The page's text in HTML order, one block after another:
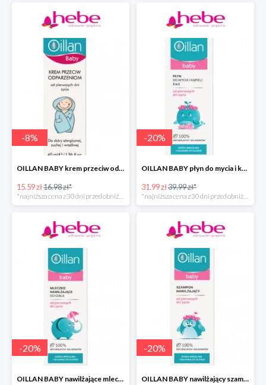
-8%
OILLAN BABY krem przeciw odparzeniom, 40 ml
15.59 zł16.98 zł*
*najniższa cena z 30 dni przed obniżką
-20%
OILLAN BABY płyn do mycia i kąpieli dla dzieci od pierwszych dni życia, 400 ml
31.99 zł39.99 zł*
*najniższa cena z 30 dni przed obniżką
-20%
OILLAN BABY nawilżające mleczko do ciała, 200 ml
-20%
OILLAN BABY nawilżający szampon do włosów, 200 ml